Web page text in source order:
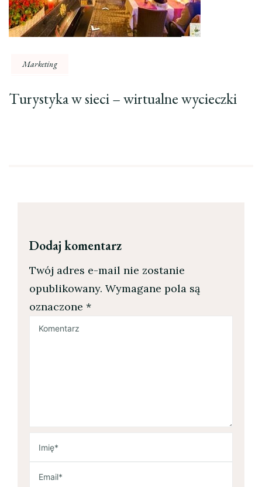
Marketing
Turystyka w sieci – wirtualne wycieczki
Dodaj komentarz
Twój adres e-mail nie zostanie
opublikowany. Wymagane pola są
oznaczone *